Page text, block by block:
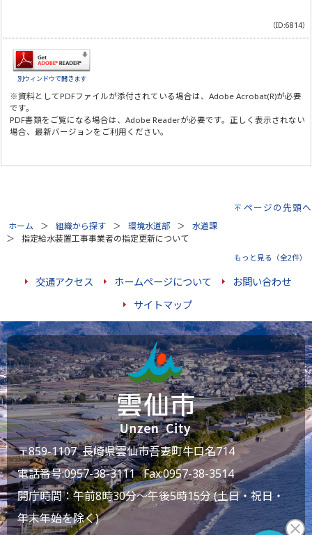
（ID:6814）
別ウィンドウで開きます
※資料としてPDFファイルが添付されている場合は、Adobe Acrobat(R)が必要
です。
PDF書類をご覧になる場合は、Adobe Readerが必要です。正しく表示されない
場合、最新バージョンをご利用ください。
ページの先頭へ
ホーム 組織から探す 環境水道部
水道課
指定給水装置工事事業者の指定更新について
もっと見る（全2件）
交通アクセス ホームページについて
お問い合わせ
サイトマップ
〒859-1107 長崎県雲仙市吾妻町牛口名714
電話番号:0957-38-3111Fax:0957-38-3514
開庁時間：午前8時30分～午後5時15分 (土日・祝日・
年末年始を除く)